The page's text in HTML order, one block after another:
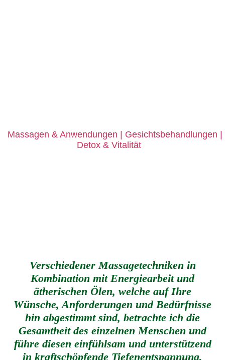
Massagen & Anwendungen | Gesichtsbehandlungen |
Detox &Vitalität
Verschiedener Massagetechniken in
Kombination mit Energiearbeit und
ätherischen Ölen, welche auf Ihre
Wünsche, Anforderungen und Bedürfnisse
hin abgestimmt sind, betrachte ich die
Gesamtheit des einzelnen Menschen und
führe diesen einfühlsam und unterstützend
in kraftschöpfende Tiefenentspannung,